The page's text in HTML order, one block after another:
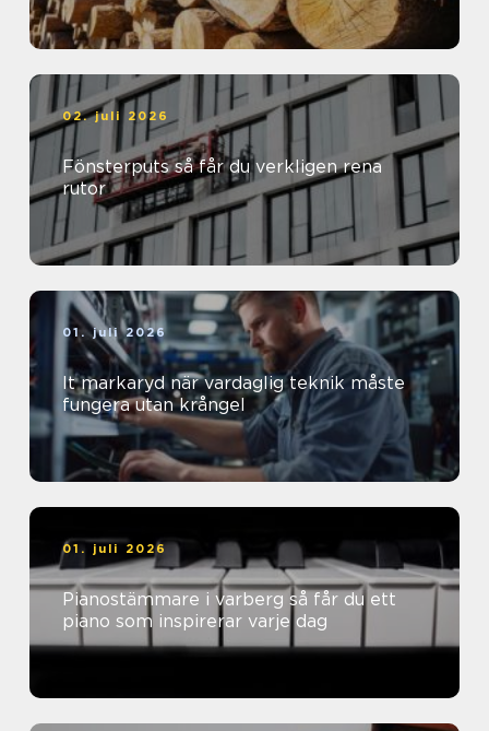
02. juli 2026
Fönsterputs så får du verkligen rena
rutor
01. juli 2026
It markaryd när vardaglig teknik måste
fungera utan krångel
01. juli 2026
Pianostämmare i varberg så får du ett
piano som inspirerar varje dag